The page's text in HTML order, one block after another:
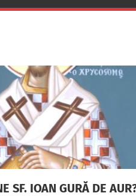
SF. IOAN GURĂ DE